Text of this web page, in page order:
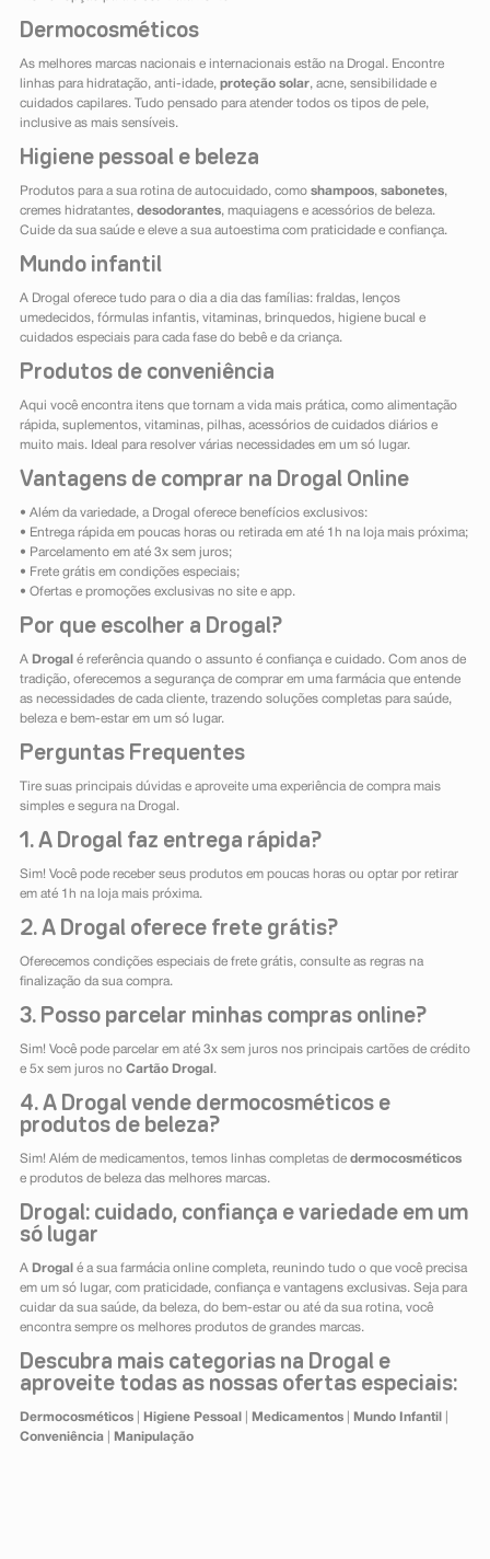
Dermocosméticos
As melhores marcas nacionais e internacionais estão na Drogal. Encontre
linhas para hidratação, anti-idade, proteção solar, acne, sensibilidade e
cuidados capilares. Tudo pensado para atender todos os tipos de pele,
inclusive as mais sensíveis.
Higiene pessoal e beleza
Produtos para a sua rotina de autocuidado, como shampoos, sabonetes,
cremes hidratantes, desodorantes, maquiagens e acessórios de beleza.
Cuide da sua saúde e eleve a sua autoestima com praticidade e confiança.
Mundo infantil
A Drogal oferece tudo para o dia a dia das famílias: fraldas, lenços
umedecidos, fórmulas infantis, vitaminas, brinquedos, higiene bucal e
cuidados especiais para cada fase do bebê e da criança.
Produtos de conveniência
Aqui você encontra itens que tornam a vida mais prática, como alimentação
rápida, suplementos, vitaminas, pilhas, acessórios de cuidados diários e
muito mais. Ideal para resolver várias necessidades em um só lugar.
Vantagens de comprar na Drogal Online
• Além da variedade, a Drogal oferece benefícios exclusivos:
• Entrega rápida em poucas horas ou retirada em até 1h na loja mais próxima;
• Parcelamento em até 3x sem juros;
• Frete grátis em condições especiais;
• Ofertas e promoções exclusivas no site e app.
Por que escolher a Drogal?
A Drogal é referência quando o assunto é confiança e cuidado. Com anos de
tradição, oferecemos a segurança de comprar em uma farmácia que entende
as necessidades de cada cliente, trazendo soluções completas para saúde,
beleza e bem-estar em um só lugar.
Perguntas Frequentes
Tire suas principais dúvidas e aproveite uma experiência de compra mais
simples e segura na Drogal.
1. A Drogal faz entrega rápida?
Sim! Você pode receber seus produtos em poucas horas ou optar por retirar
em até 1h na loja mais próxima.
2. A Drogal oferece frete grátis?
Oferecemos condições especiais de frete grátis, consulte as regras na
finalização da sua compra.
3. Posso parcelar minhas compras online?
Sim! Você pode parcelar em até 3x sem juros nos principais cartões de crédito
e 5x sem juros no Cartão Drogal .
4. A Drogal vende dermocosméticos e
produtos de beleza?
Sim! Além de medicamentos, temos linhas completas de dermocosméticos
e produtos de beleza das melhores marcas.
Drogal: cuidado, confiança e variedade em um
só lugar
A Drogal é a sua farmácia online completa, reunindo tudo o que você precisa
em um só lugar, com praticidade, confiança e vantagens exclusivas. Seja para
cuidar da sua saúde, da beleza, do bem-estar ou até da sua rotina, você
encontra sempre os melhores produtos de grandes marcas.
Descubra mais categorias na Drogal e
aproveite todas as nossas ofertas especiais:
Dermocosméticos| Higiene Pessoal Medicamentos| Mundo Infantil
Conveniência| Manipulação